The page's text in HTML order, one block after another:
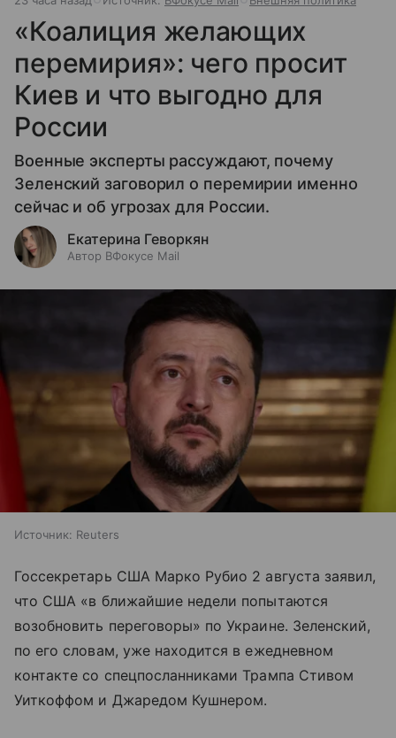
«Коалиция желающих
перемирия»: чего просит
Киев и что выгодно для
России
Военные эксперты рассуждают, почему
Зеленский заговорил о перемирии именно
сейчас и об угрозах для России.
Екатерина Геворкян
Автор ВФокусе Mail
Источник: Reuters
Госсекретарь США Марко Рубио 2 августа заявил,
что США «в ближайшие недели попытаются
возобновить переговоры» по Украине. Зеленский,
по его словам, уже находится в ежедневном
контакте со спецпосланниками Трампа Стивом
Уиткоффом и Джаредом Кушнером.